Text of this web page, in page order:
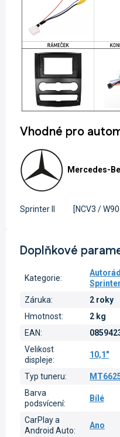
Vhodné pro
Mercedes-
Sprinter II [NCV3 /
Doplňkové
Kategorie:
Sprinter
Záruka:
2 roky
Hmotnost:
2 kg
EAN:
Velikost
displeje:
10,1"
Typ tuneru:
Barva
podsvícení:
Bílé
CarPlay a
Android Auto:
Ano